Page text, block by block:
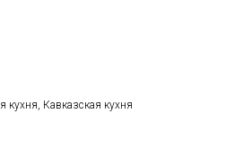
кухня, Кавказская кухня